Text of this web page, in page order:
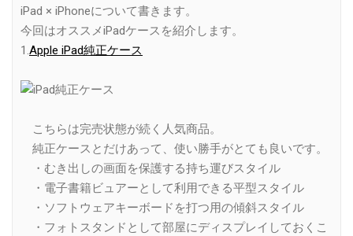
iPad × iPhoneについて書きます。
今回はオススメiPadケースを紹介します。
1.Apple iPad純正ケース
こちらは完売状態が続く人気商品。
純正ケースとだけあって、使い勝手がとても良いです。
・むき出しの画面を保護する持ち運びスタイル
・電子書籍ビュアーとして利用できる平型スタイル
・ソフトウェアキーボードを打つ用の傾斜スタイル
・フォトスタンドとして部屋にディスプレイしておくこ